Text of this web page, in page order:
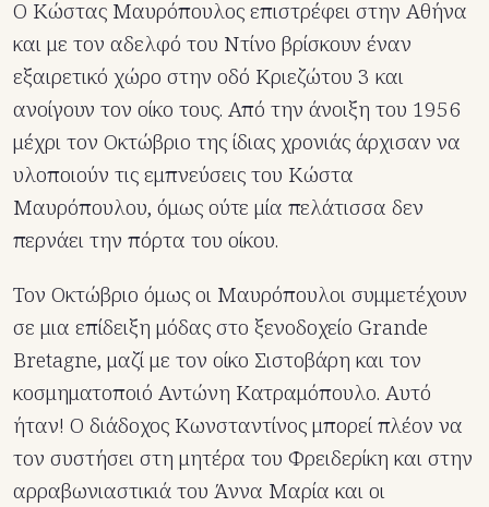
Ο Κώστας Μαυρόπουλος επιστρέφει στην Αθήνα
και με τον αδελφό του Ντίνο βρίσκουν έναν
εξαιρετικό χώρο στην οδό Κριεζώτου 3 και
ανοίγουν τον οίκο τους. Από την άνοιξη του 1956
μέχρι τον Οκτώβριο της ίδιας χρονιάς άρχισαν να
υλοποιούν τις εμπνεύσεις του Κώστα
Μαυρόπουλου, όμως ούτε μία πελάτισσα δεν
περνάει την πόρτα του οίκου.
Τον Οκτώβριο όμως οι Μαυρόπουλοι συμμετέχουν
σε μια επίδειξη μόδας στο ξενοδοχείο Grande
Bretagne, μαζί με τον οίκο Σιστοβάρη και τον
κοσμηματοποιό Αντώνη Κατραμόπουλο. Αυτό
ήταν! Ο διάδοχος Κωνσταντίνος μπορεί πλέον να
τον συστήσει στη μητέρα του Φρειδερίκη και στην
αρραβωνιαστικιά του Άννα Μαρία και οι